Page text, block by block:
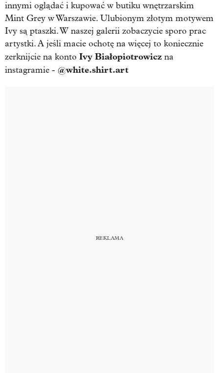
innymi oglądać i kupować w butiku wnętrzarskim
Mint Grey w Warszawie. Ulubionym złotym motywem
Ivy są ptaszki. W naszej galerii zobaczycie sporo prac
artystki. A jeśli macie ochotę na więcej to koniecznie
zerknijcie na konto Ivy Białopiotrowicz na
instagramie - @white.shirt.art